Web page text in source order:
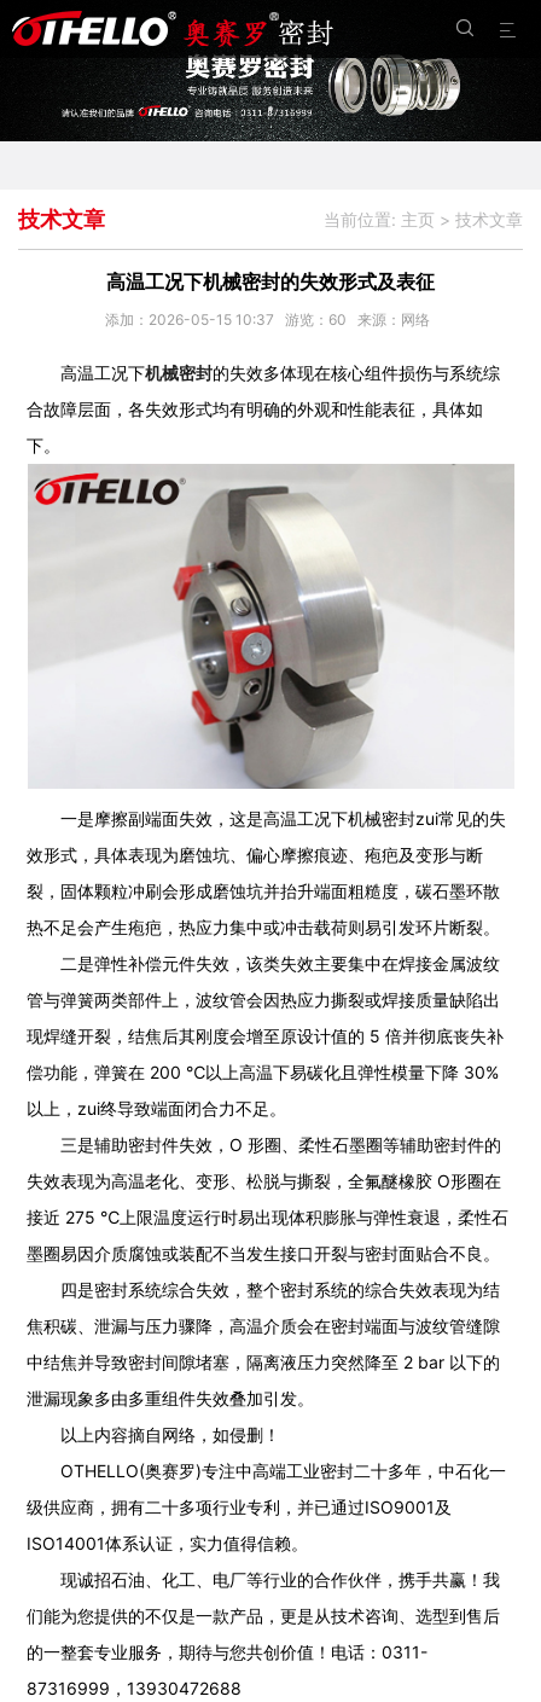


技术文章 当前位置: 主页 > 技术文章
高温工况下机械密封的失效形式及表征
添加：2026-05-15 10:37 游览： 60 来源：网络
高温工况下机械密封的失效多体现在核心组件损伤与系统综
合故障层面，各失效形式均有明确的外观和性能表征，具体如
下。
一是摩擦副端面失效，这是高温工况下机械密封zui常见的失
效形式，具体表现为磨蚀坑、偏心摩擦痕迹、疱疤及变形与断
裂，固体颗粒冲刷会形成磨蚀坑并抬升端面粗糙度，碳石墨环散
热不足会产生疱疤，热应力集中或冲击载荷则易引发环片断裂。
二是弹性补偿元件失效，该类失效主要集中在焊接金属波纹
管与弹簧两类部件上，波纹管会因热应力撕裂或焊接质量缺陷出
现焊缝开裂，结焦后其刚度会增至原设计值的 5 倍并彻底丧失补
偿功能，弹簧在 200 ℃以上高温下易碳化且弹性模量下降 30%
以上，zui终导致端面闭合力不足。
三是辅助密封件失效，O 形圈、柔性石墨圈等辅助密封件的
失效表现为高温老化、变形、松脱与撕裂，全氟醚橡胶 O形圈在
接近 275 ℃上限温度运行时易出现体积膨胀与弹性衰退，柔性石
墨圈易因介质腐蚀或装配不当发生接口开裂与密封面贴合不良。
四是密封系统综合失效，整个密封系统的综合失效表现为结
焦积碳、泄漏与压力骤降，高温介质会在密封端面与波纹管缝隙
中结焦并导致密封间隙堵塞，隔离液压力突然降至 2 bar 以下的
泄漏现象多由多重组件失效叠加引发。
以上内容摘自网络，如侵删！
OTHELLO(奥赛罗)专注中高端工业密封二十多年，中石化一
级供应商，拥有二十多项行业专利，并已通过ISO9001及
ISO14001体系认证，实力值得信赖。
现诚招石油、化工、电厂等行业的合作伙伴，携手共赢！我
们能为您提供的不仅是一款产品，更是从技术咨询、选型到售后
的一整套专业服务，期待与您共创价值！电话：0311-
87316999，13930472688